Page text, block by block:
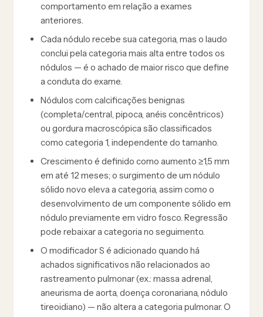
comportamento em relação a exames
anteriores.
Cada nódulo recebe sua categoria, mas o laudo
conclui pela categoria mais alta entre todos os
nódulos — é o achado de maior risco que define
a conduta do exame.
Nódulos com calcificações benignas
(completa/central, pipoca, anéis concêntricos)
ou gordura macroscópica são classificados
como categoria 1, independente do tamanho.
Crescimento é definido como aumento ≥1,5 mm
em até 12 meses; o surgimento de um nódulo
sólido novo eleva a categoria, assim como o
desenvolvimento de um componente sólido em
nódulo previamente em vidro fosco. Regressão
pode rebaixar a categoria no seguimento.
O modificador S é adicionado quando há
achados significativos não relacionados ao
rastreamento pulmonar (ex.: massa adrenal,
aneurisma de aorta, doença coronariana, nódulo
tireoidiano) — não altera a categoria pulmonar. O